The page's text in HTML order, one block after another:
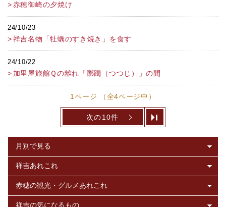
赤穂御崎の夕焼け
24/10/23
祥吉名物「牡蠣のすき焼き」を食す
24/10/22
加里屋旅館Ｑの離れ「躑躅（つつじ）」の間
1ページ （全4ページ中）
次の10件